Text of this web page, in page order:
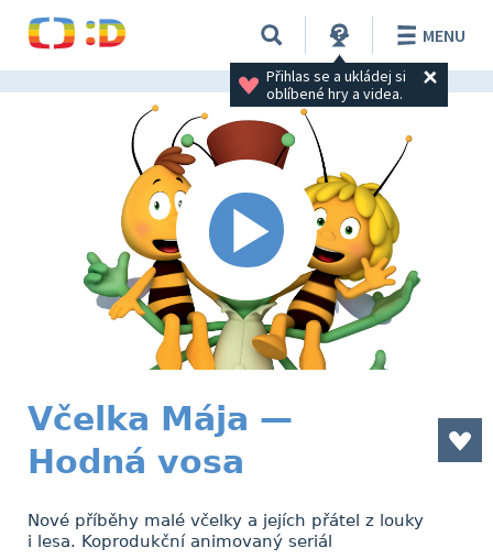
Přihlas se a ukládej si
oblíbené hry a videa.
MENU
Včelka Mája —
Hodná vosa
Nové příběhy malé včelky a jejích přátel z louky
i lesa. Koprodukční animovaný seriál